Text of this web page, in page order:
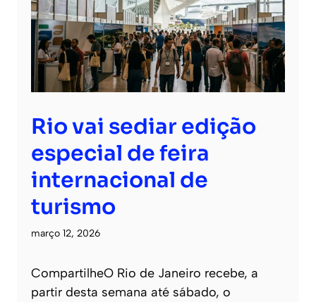
Rio vai sediar edição
especial de feira
internacional de
turismo
março 12, 2026
CompartilheO Rio de Janeiro recebe, a
partir desta semana até sábado, o